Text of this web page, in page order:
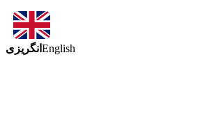
انگریزی English